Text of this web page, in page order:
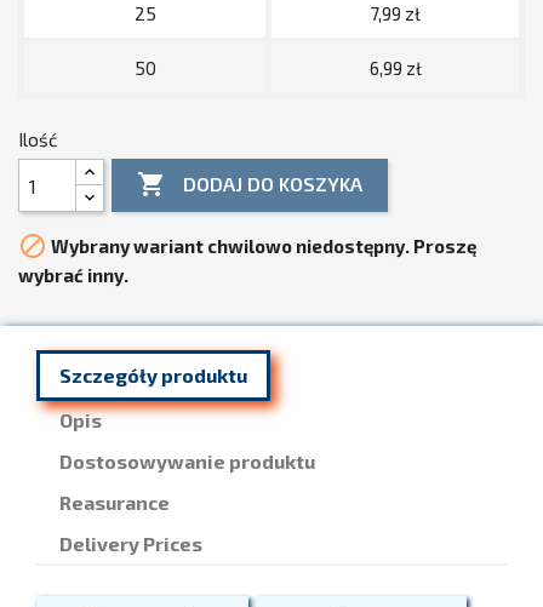
25 7,99 zł
50 6,99 zł
Ilość
 DODAJ DO KOSZYKA
 Wybrany wariant chwilowo niedostępny. Proszę
wybrać inny.
Szczegóły produktu
Opis
Dostosowywanie produktu
Reasurance
Delivery Prices